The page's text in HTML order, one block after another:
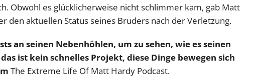
Obwohl es glücklicherweise nicht schlimmer kam, gab Matt
den aktuellen Status seines Bruders nach der Verletzung.
an seinen Nebenhöhlen, um zu sehen, wie es seinen
ist kein schnelles Projekt, diese Dinge bewegen sich
The Extreme Life Of Matt Hardy Podcast.